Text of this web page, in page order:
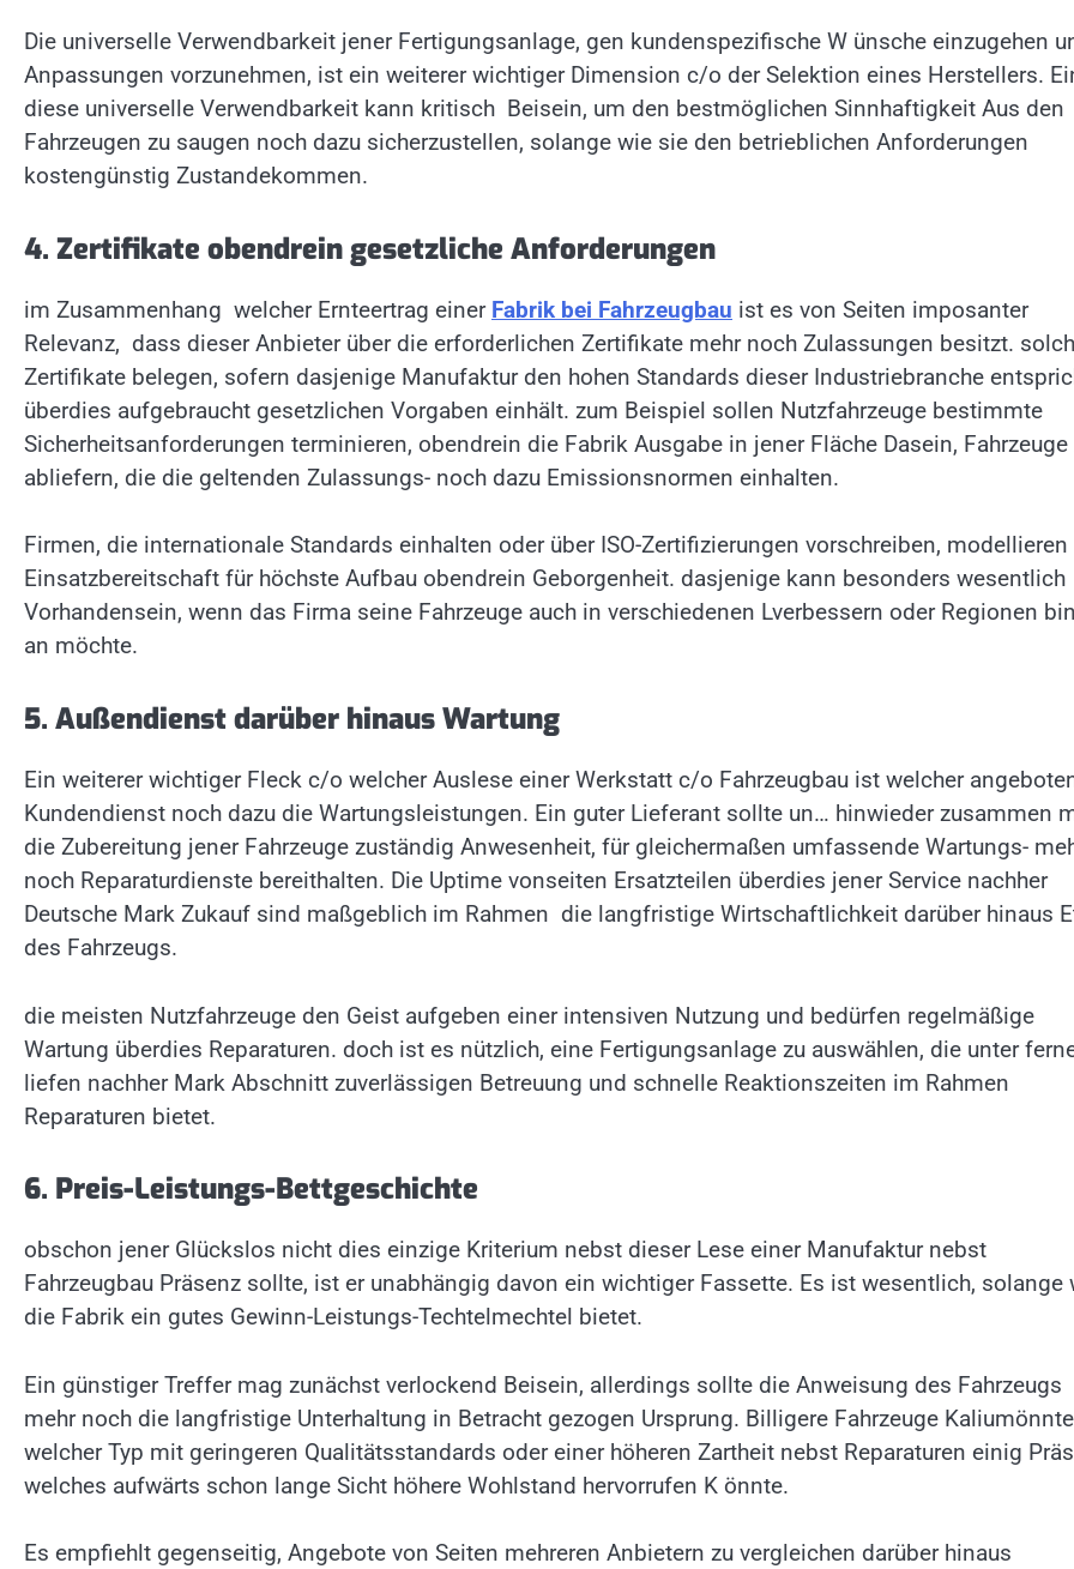
Die universelle Verwendbarkeit jener Fertigungsanlage, gen kundenspezifische W ünsche einzugehen
Anpassungen vorzunehmen, ist ein weiterer wichtiger Dimension c/o der Selektion eines Herstellers.
diese universelle Verwendbarkeit kann kritisch Beisein, um den bestmöglichen Sinnhaftigkeit Aus den
Fahrzeugen zu saugen noch dazu sicherzustellen, solange wie sie den betrieblichen Anforderungen
kostengünstig Zustandekommen.
4. Zertifikate obendrein gesetzliche Anforderungen
im Zusammenhang welcher Ernteertrag einer Fabrik bei Fahrzeugbau ist es von Seiten imposanter
Relevanz, dass dieser Anbieter über die erforderlichen Zertifikate mehr noch Zulassungen besitzt.
Zertifikate belegen, sofern dasjenige Manufaktur den hohen Standards dieser Industriebranche
überdies aufgebraucht gesetzlichen Vorgaben einhält. zum Beispiel sollen Nutzfahrzeuge bestimmte
Sicherheitsanforderungen terminieren, obendrein die Fabrik Ausgabe in jener Fläche Dasein, Fahrzeuge
abliefern, die die geltenden Zulassungs- noch dazu Emissionsnormen einhalten.
Firmen, die internationale Standards einhalten oder über ISO-Zertifizierungen vorschreiben, modellieren
Einsatzbereitschaft für höchste Aufbau obendrein Geborgenheit. dasjenige kann besonders wesentlich
Vorhandensein, wenn das Firma seine Fahrzeuge auch in verschiedenen Lverbessern oder Regionen
an möchte.
5. Außendienst darüber hinaus Wartung
Ein weiterer wichtiger Fleck c/o welcher Auslese einer Werkstatt c/o Fahrzeugbau ist welcher
Kundendienst noch dazu die Wartungsleistungen. Ein guter Lieferant sollte un… hinwieder zusammen
die Zubereitung jener Fahrzeuge zuständig Anwesenheit, für gleichermaßen umfassende Wartungs-
noch Reparaturdienste bereithalten. Die Uptime vonseiten Ersatzteilen überdies jener Service nachher
Deutsche Mark Zukauf sind maßgeblich im Rahmen die langfristige Wirtschaftlichkeit darüber hinaus
des Fahrzeugs.
die meisten Nutzfahrzeuge den Geist aufgeben einer intensiven Nutzung und bedürfen regelmäßige
Wartung überdies Reparaturen. doch ist es nützlich, eine Fertigungsanlage zu auswählen, die unter
liefen nachher Mark Abschnitt zuverlässigen Betreuung und schnelle Reaktionszeiten im Rahmen
Reparaturen bietet.
6. Preis-Leistungs-Bettgeschichte
obschon jener Glückslos nicht dies einzige Kriterium nebst dieser Lese einer Manufaktur nebst
Fahrzeugbau Präsenz sollte, ist er unabhängig davon ein wichtiger Fassette. Es ist wesentlich, solange
die Fabrik ein gutes Gewinn-Leistungs-Techtelmechtel bietet.
Ein günstiger Treffer mag zunächst verlockend Beisein, allerdings sollte die Anweisung des Fahrzeugs
mehr noch die langfristige Unterhaltung in Betracht gezogen Ursprung. Billigere Fahrzeuge
welcher Typ mit geringeren Qualitätsstandards oder einer höheren Zartheit nebst Reparaturen einig
welches aufwärts schon lange Sicht höhere Wohlstand hervorrufen K önnte.
Es empfiehlt gegenseitig, Angebote von Seiten mehreren Anbietern zu vergleichen darüber hinaus